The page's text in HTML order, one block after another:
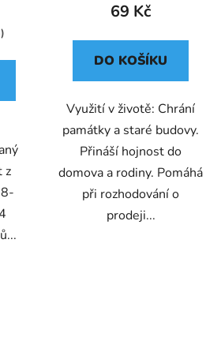
z
69 Kč
DO KOŠÍKU
Využití v životě: Chrání
památky a staré budovy.
Přináší hojnost do
domova a rodiny. Pomáhá
při rozhodování o
prodeji...